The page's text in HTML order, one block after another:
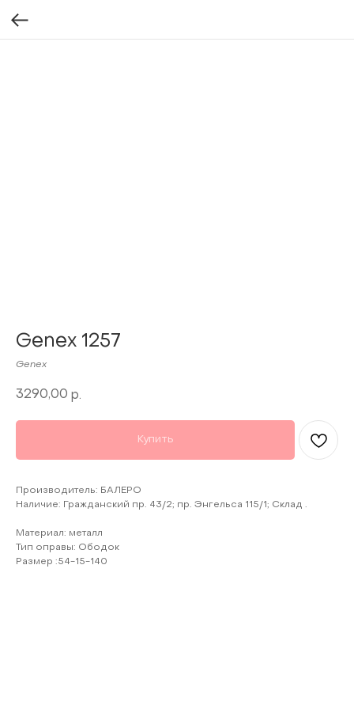
Genex 1257
Genex
3290,00 р.
Купить
Производитель: БАЛЕРО
Наличие: Гражданский пр. 43/2; пр. Энгельса 115/1; Склад .
Материал: металл
Тип оправы: Ободок
Размер :54-15-140